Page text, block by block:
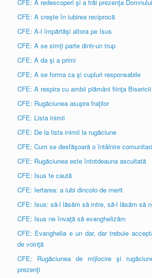
CFE: A redescoperi şi a trăi prezenţa Domnului
CFE: A creşte în iubirea reciprocă
CFE: A-l împărtăşi altora pe Isus
CFE: A se simţi parte dintr-un trup
CFE: A da şi a primi
CFE: A se forma ca şi cupluri responsabile
CFE: A respira cu ambii plămâni fiinţa Bisericii
CFE: Rugăciunea asupra fraţilor
CFE: Lista inimii
CFE: De la lista inimii la rugăciune
CFE: Cum se desfăşoară o întâlnire
CFE: Rugăciunea este întotdeauna ascultată
CFE: Isus te caută
CFE: Iertarea: a iubi dincolo de merit
CFE: Isus: să-l lăsăm să intre, să-l lăsăm să
CFE: Isus ne învaţă să evanghelizăm
CFE: Evanghelia e un dar, dar trebuie
de voinţă
CFE: Rugăciunea de mijlocire şi
prezenţi